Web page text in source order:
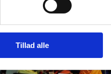
Tillad alle